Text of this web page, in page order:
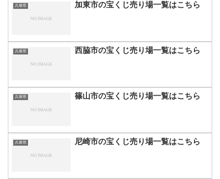
兵庫県 加東市の宝くじ売り場一覧はこちら
兵庫県 西脇市の宝くじ売り場一覧はこちら
兵庫県 篠山市の宝くじ売り場一覧はこちら
兵庫県 尼崎市の宝くじ売り場一覧はこちら